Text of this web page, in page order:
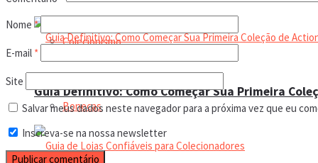
Colecionismo
Bonecas
Guia Definitivo: Como Começar Sua Primeira
Nome *
E-mail *
Site
Salvar meus dados neste navegador para a próxima vez que eu
Inscreva-se na nossa newsletter